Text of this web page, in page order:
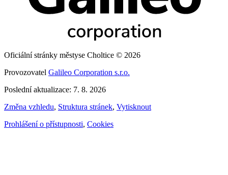
Oficiální stránky městyse Choltice © 2026
Provozovatel Galileo Corporation s.r.o.
Poslední aktualizace: 7. 8. 2026
Změna vzhledu, Struktura stránek, Vytisknout
Prohlášení o přístupnosti, Cookies